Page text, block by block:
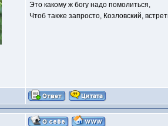
Это какому ж богу надо помолиться,
Чтоб также запросто, Козловский,